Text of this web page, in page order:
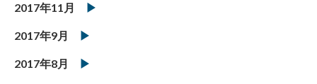
2017年11月
2017年9月
2017年8月